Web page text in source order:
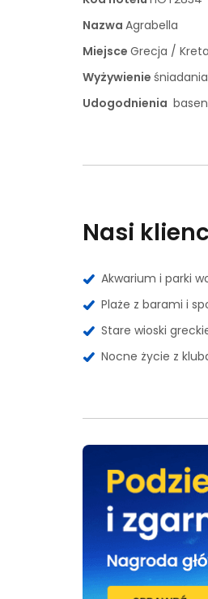
Nazwa Agrabella
Miejsce Grecja /
Wyżywienie
Udogodnienia
Nasi
Akwarium i parki
Plaże z barami i
Stare wioski
Nocne życie z